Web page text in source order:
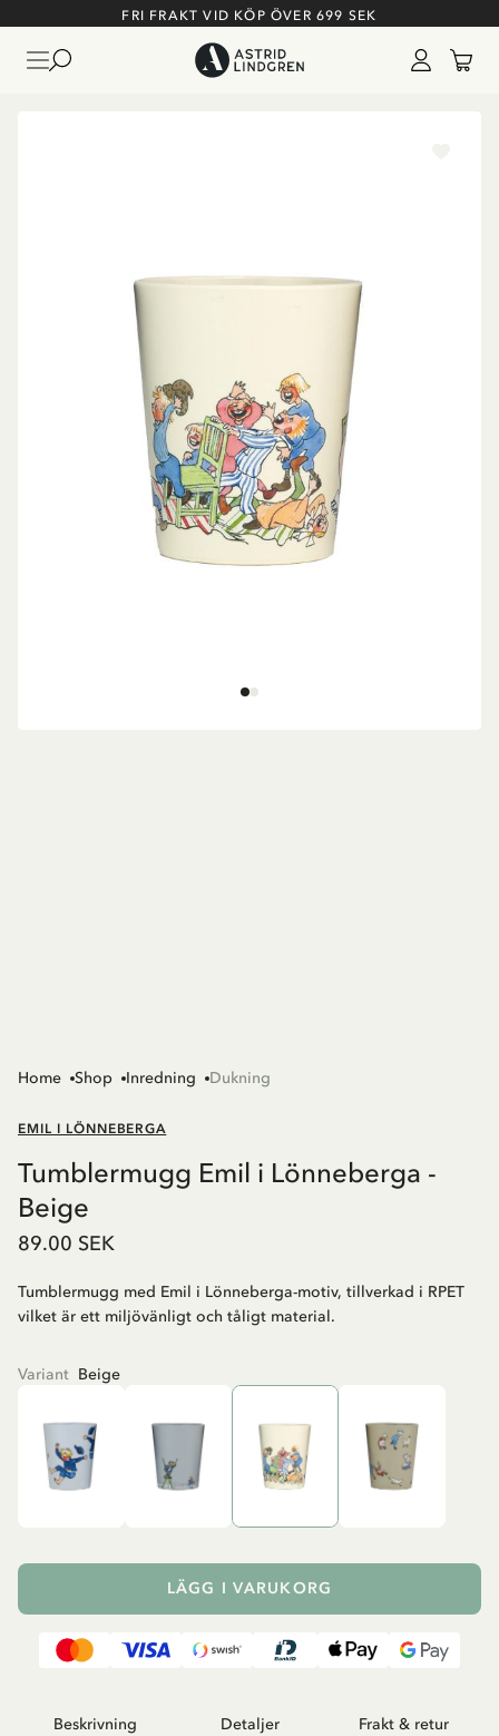
FRI FRAKT VID KÖP ÖVER 699 SEK
Home Shop Inredning Dukning
EMIL I LÖNNEBERGA
Tumblermugg Emil i Lönneberga -
Beige
89.00 SEK
Tumblermugg med Emil i Lönneberga-motiv, tillverkad i RPET
vilket är ett miljövänligt och tåligt material.
Variant Beige
LÄGG I VARUKORG
Beskrivning Detaljer Frakt & retur